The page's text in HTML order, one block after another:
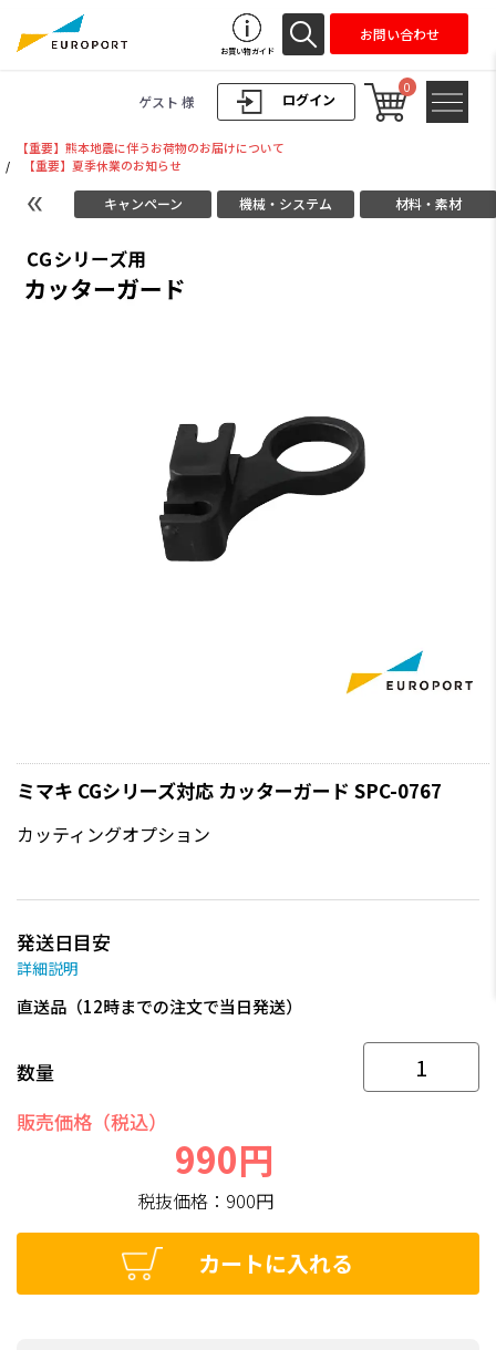
ログイン
ゲスト 様
0
お買い物ガイド
お問い合わせ
【重要】熊本地震に伴うお荷物のお届けについて
/
【重要】夏季休業のお知らせ
キャンペーン 機械・システム 材料・素材
ミマキ CGシリーズ対応 カッターガード SPC-0767
カッティングオプション
発送日目安
詳細説明
直送品（12時までの注文で当日発送）
数量
販売価格（税込）
990円
税抜価格： 900円
カートに入れる